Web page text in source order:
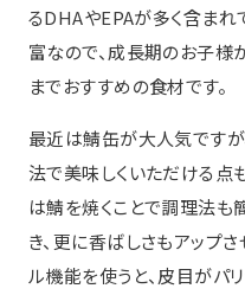
るDHAやEPAが多く含まれ
富なので、成長期のお子
までおすすめの食材です。
最近は鯖缶が大人気ですが
法で美味しくいただける点
は鯖を焼くことで調理法
き、更に香ばしさもアップ
ル機能を使うと、皮目がパ